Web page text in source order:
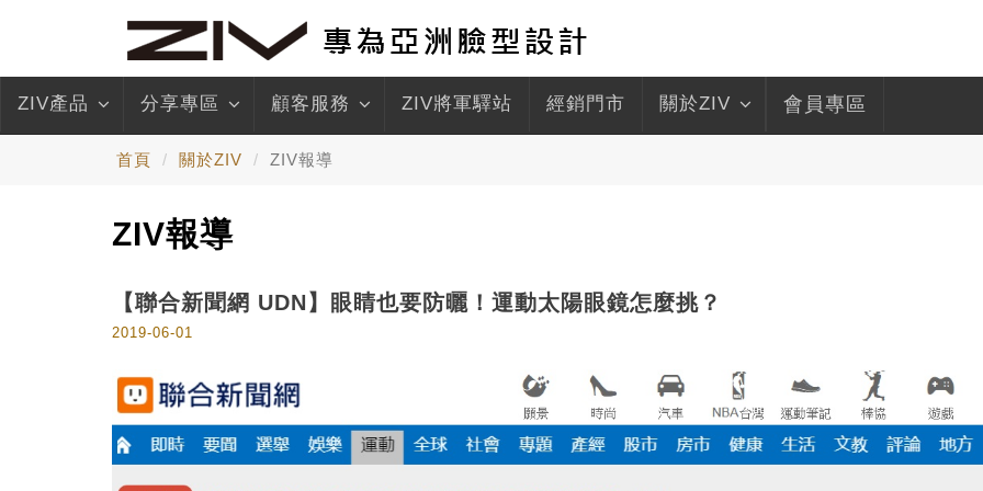
ZIV產品 分享專區 顧客服務 ZIV將軍驛站 經銷門市 關於ZIV 會員專區
首頁 關於ZIV ZIV報導
ZIV報導
【聯合新聞網 UDN】眼睛也要防曬！運動太陽眼鏡怎麼挑？
2019-06-01